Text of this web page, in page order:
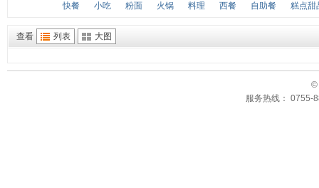
快餐
小吃 粉面 火锅 料理 西餐 自助餐 糕点甜
查看 列表 大图
©
服务热线： 0755-